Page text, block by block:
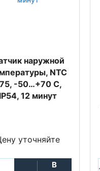
наружной
NTC
-50…+70 С,
12 минут
уточняйте
В